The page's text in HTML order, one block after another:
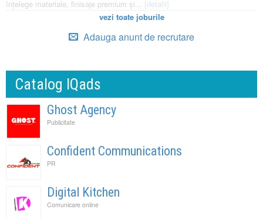
înțelege materiale, finisaje premium și... [detalii]
vezi toate joburile
Adauga anunt de recrutare
Catalog IQads
Ghost Agency
Publicitate
Confident Communications
PR
Digital Kitchen
Comunicare online